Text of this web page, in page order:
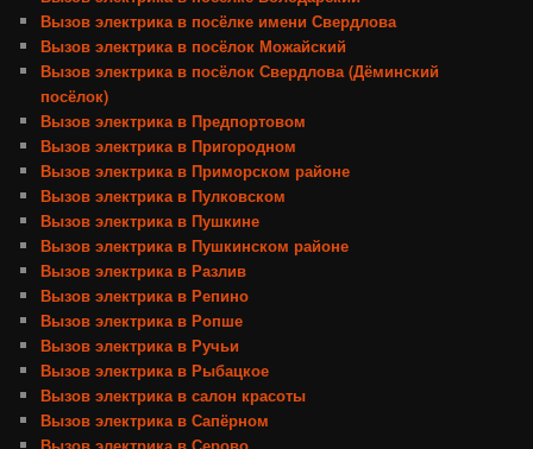
Вызов электрика в посёлке имени Свердлова
Вызов электрика в посёлок Можайский
Вызов электрика в посёлок Свердлова (Дёминский
посёлок)
Вызов электрика в Предпортовом
Вызов электрика в Пригородном
Вызов электрика в Приморском районе
Вызов электрика в Пулковском
Вызов электрика в Пушкине
Вызов электрика в Пушкинском районе
Вызов электрика в Разлив
Вызов электрика в Репино
Вызов электрика в Ропше
Вызов электрика в Ручьи
Вызов электрика в Рыбацкое
Вызов электрика в салон красоты
Вызов электрика в Сапёрном